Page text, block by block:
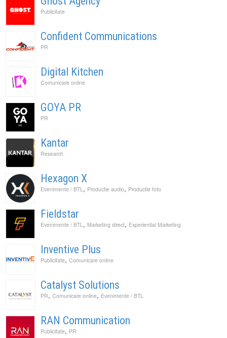
Publicitate
Confident Communications
PR
Digital Kitchen
Comunicare online
GOYA PR
PR
Kantar
Research
Hexagon X
Evenimente / BTL , Productie audio, Productie foto
Fieldstar
Evenimente / BTL , Marketing direct, Experiential Marketing
Inventive Plus
Publicitate, Comunicare online
Catalyst Solutions
PR, Comunicare online, Evenimente / BTL
RAN Communication
Publicitate, PR